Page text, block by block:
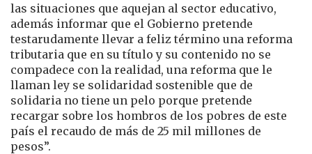
las situaciones que aquejan al sector educativo,
además informar que el Gobierno pretende
testarudamente llevar a feliz término una reforma
tributaria que en su título y su contenido no se
compadece con la realidad, una reforma que le
llaman ley se solidaridad sostenible que de
solidaria no tiene un pelo porque pretende
recargar sobre los hombros de los pobres de este
país el recaudo de más de 25 mil millones de
pesos”.